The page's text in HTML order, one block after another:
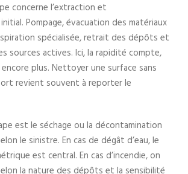
concerne l’extraction et
initial. Pompage, évacuation des matériaux
spécialisée, retrait des dépôts et
sources actives. Ici, la rapidité compte,
plus. Nettoyer une surface sans
revient souvent à reporter le
est le séchage ou la décontamination
le sinistre. En cas de dégât d’eau, le
est central. En cas d’incendie, on
la nature des dépôts et la sensibilité